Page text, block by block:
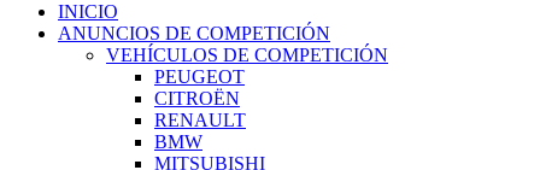
INICIO
ANUNCIOS DE COMPETICIÓN
VEHÍCULOS DE COMPETICIÓN
PEUGEOT
CITROËN
RENAULT
BMW
MITSUBISHI